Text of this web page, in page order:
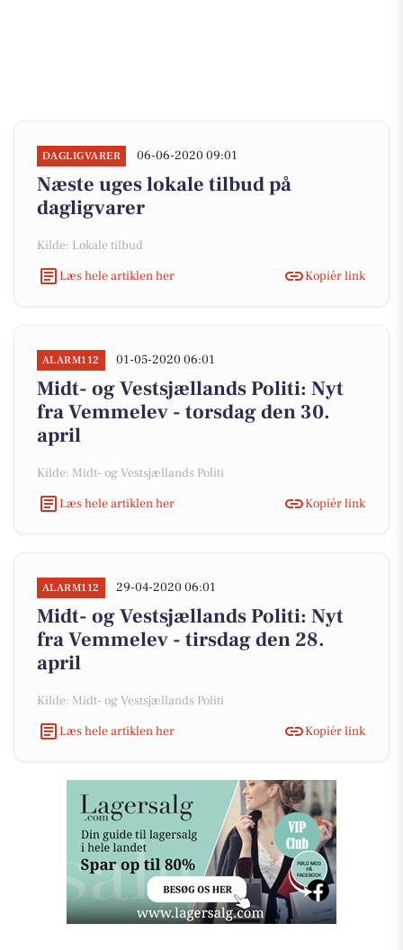
DAGLIGVARER 06-06-2020 09:01
Næste uges lokale tilbud på
dagligvarer
Kilde: Lokale tilbud
Læs hele artiklen her
Kopiér link
ALARM112 01-05-2020 06:01
Midt- og Vestsjællands Politi: Nyt
fra Vemmelev - torsdag den 30.
april
Kilde: Midt- og Vestsjællands Politi
Læs hele artiklen her
Kopiér link
ALARM112 29-04-2020 06:01
Midt- og Vestsjællands Politi: Nyt
fra Vemmelev - tirsdag den 28.
april
Kilde: Midt- og Vestsjællands Politi
Læs hele artiklen her
Kopiér link